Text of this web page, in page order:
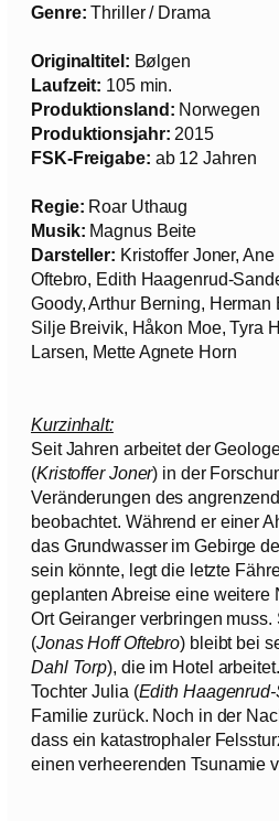
Genre: Thriller / Drama
Originaltitel: Bølgen
Laufzeit: 105 min.
Produktionsland: Norwegen
Produktionsjahr: 2015
FSK-Freigabe: ab 12 Jahren
Regie: Roar Uthaug
Musik: Magnus Beite
Darsteller: Kristoffer Joner,
Oftebro, Edith Haagenrud-
Goody, Arthur Berning,
Silje Breivik, Håkon Moe, Tyra
Larsen, Mette Agnete Horn
Kurzinhalt:
Seit Jahren arbeitet der
(Kristoffer Joner) in der
Veränderungen des
beobachtet. Während er einer
das Grundwasser im Gebirge
sein könnte, legt die letzte
geplanten Abreise eine weitere
Ort Geiranger verbringen
(Jonas Hoff Oftebro) bleibt bei
Dahl Torp), die im Hotel
Tochter Julia (Edith
Familie zurück. Noch in der
dass ein katastrophaler
einen verheerenden Tsunamie